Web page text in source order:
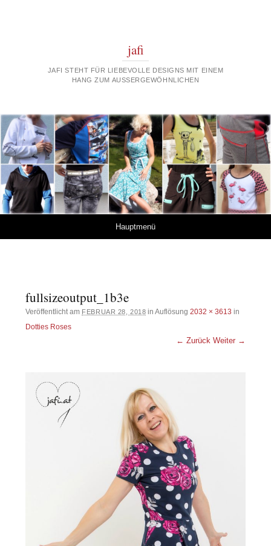
jafi
JAFI STEHT FÜR LIEBEVOLLE DESIGNS MIT EINEM
HANG ZUM AUSSERGEWÖHNLICHEN
Hauptmenü
fullsizeoutput_1b3e
Veröffentlicht am FEBRUAR 28, 2018 in Auflösung2032 × 3613 in
Dotties Roses
← Zurück Weiter →